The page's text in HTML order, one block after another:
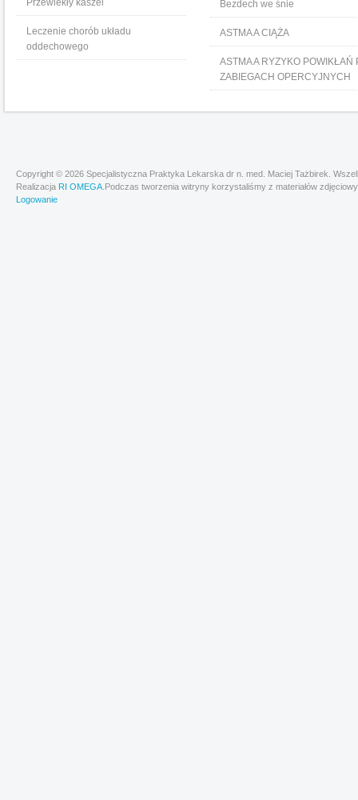
Przewlekły kaszel
Leczenie chorób układu
oddechowego
Bezdech we śnie
ASTMA A CIĄŻA
ASTMA A RYZYKO POWIKŁAŃ
ZABIEGACH OPERCYJNYCH
Copyright © 2026 Specjalistyczna Praktyka Lekarska dr n. med. Maciej Tażbirek.
Realizacja RI OMEGA .Podczas tworzenia witryny korzystaliśmy z materiałów
Logowanie